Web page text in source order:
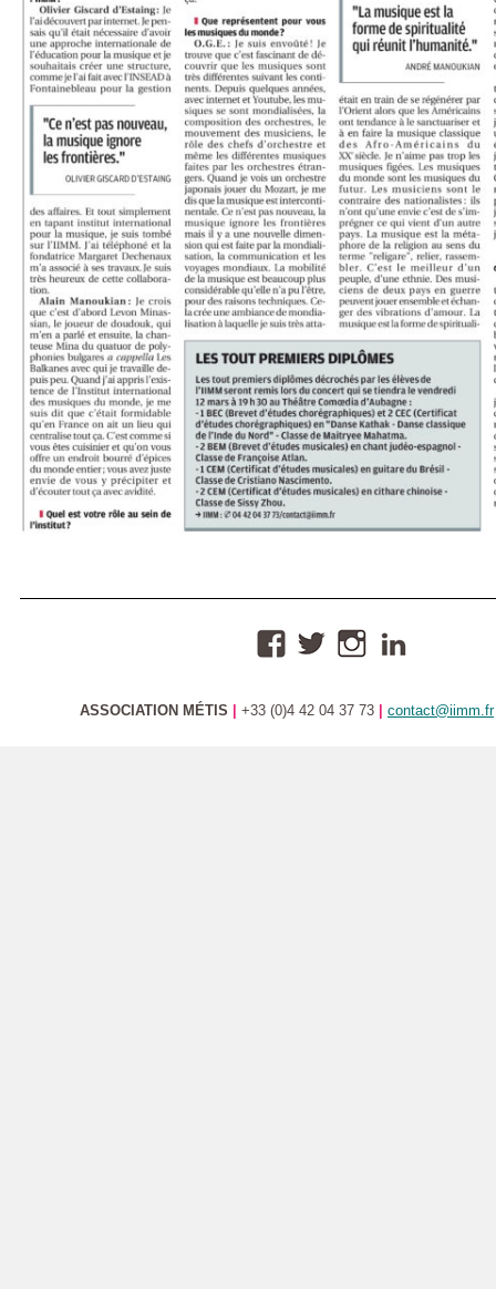
ASSOCIATION MÉTIS +33 (0)4 42 04 37 73 contact@iimm.fr